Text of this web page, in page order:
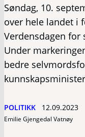
Søndag, 10.
over hele landet i
Verdensdagen for
Under
bedre
POLITIKK 12.09.2023
Emilie Gjengedal Vatnøy